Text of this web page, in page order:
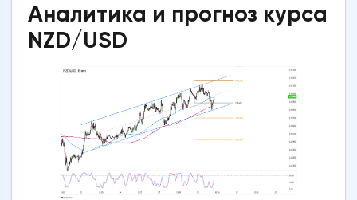
Аналитика и прогноз курса
NZD/USD